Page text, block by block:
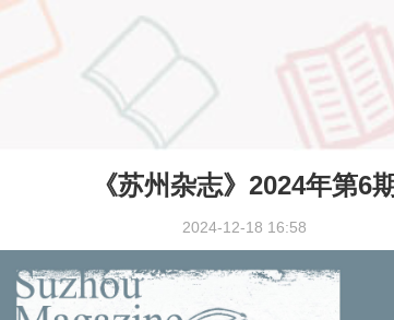
《苏州杂志》2024年第6期
2024-12-18 16:58